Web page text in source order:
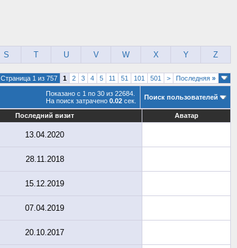
S T U V W X Y Z
Страница 1 из 757 1 2 3 4 5 11 51 101 501 > Последняя »
Показано с 1 по 30 из 22684.
На поиск затрачено 0.02 сек. Поиск пользователей
Последний визит Аватар
13.04.2020
28.11.2018
15.12.2019
07.04.2019
20.10.2017